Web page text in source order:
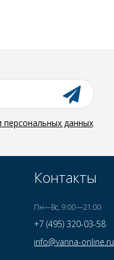
данных
Контакты
Пн—Вс, 9:00—21:00
+7 (495) 320-03-58
info@vanna-online.ru